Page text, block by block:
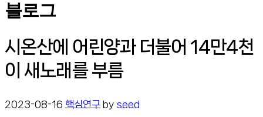
블로그
시온산에 어린양과 더불어 14만4천
이 새노래를 부름
2023-08-16 핵심연구 by seed